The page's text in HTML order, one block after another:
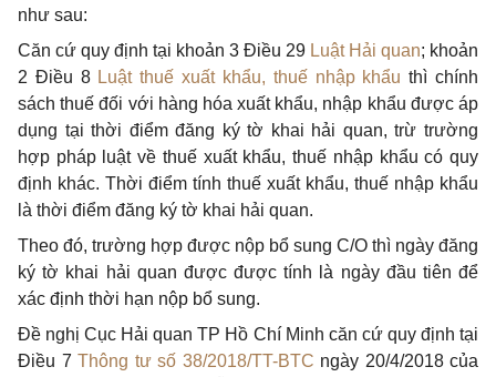
như sau:
Căn cứ quy định tại khoản 3 Điều 29 Luật Hải quan; khoản
2 Điều 8 Luật thuế xuất khẩu, thuế nhập khẩu thì chính
sách thuế đối với hàng hóa xuất khẩu, nhập khẩu được áp
dụng tại thời điểm đăng ký tờ khai hải quan, trừ trường
hợp pháp luật về thuế xuất khẩu, thuế nhập khẩu có quy
định khác. Thời điểm tính thuế xuất khẩu, thuế nhập khẩu
là thời điểm đăng ký tờ khai hải quan.
Theo đó, trường hợp được nộp bổ sung C/O thì ngày đăng
ký tờ khai hải quan được được tính là ngày đầu tiên để
xác định thời hạn nộp bổ sung.
Đề nghị Cục Hải quan TP Hồ Chí Minh căn cứ quy định tại
Điều 7 Thông tư số 38/2018/TT-BTC ngày 20/4/2018 của